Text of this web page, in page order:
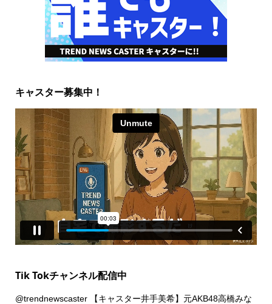
キャスター募集中！
Tik Tokチャンネル配信中
@trendnewscaster【キャスター井手美希】元AKB48高橋みな